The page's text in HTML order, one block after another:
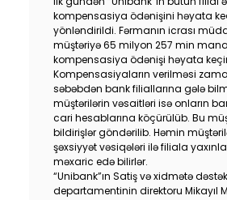
Tariflər
İnsan
Əlaqə və
F.A.Q
kompensasiya ödənişini həyata
yönləndirildi. Fərmanın icrası
müştəriyə 65 milyon 257 min
kompensasiya ödənişi həyata
Kompensasiyaların verilməsi
səbəbdən bank filiallarına gələ
müştərilərin vəsaitləri isə onların
cari hesablarına köçürülüb. Bu
bildirişlər göndərilib. Həmin
şəxsiyyət vəsiqələri ilə filiala
məxaric edə bilirlər.
“Unibank”ın Satiş və xidmətə dəstək
departamentinin direktoru Mikayıl